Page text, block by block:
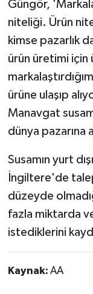
Güngör,
niteliği. Ürün
kimse pazarlık
ürün üretimi
ürüne ulaşıp
Manavgat
dünya
Susamın yurt
İngiltere'de
düzeyde
fazla miktarda
istediklerini
Kaynak: AA